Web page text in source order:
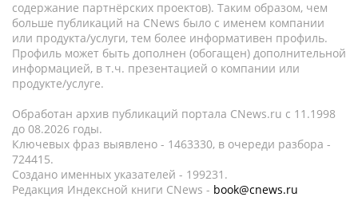
содержание партнёрских проектов). Таким образом, чем
больше публикаций на CNews было с именем компании
или продукта/услуги, тем более информативен профиль.
Профиль может быть дополнен (обогащен) дополнительной
информацией, в т.ч. презентацией о компании или
продукте/услуге.
Обработан архив публикаций портала CNews.ru c 11.1998
до 08.2026 годы.
Ключевых фраз выявлено - 1463330, в очереди разбора -
724415.
Создано именных указателей - 199231.
Редакция Индексной книги CNews - book@cnews.ru